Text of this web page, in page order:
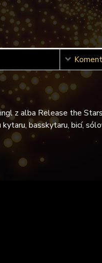
z alba Release the
basskytaru, bicí,